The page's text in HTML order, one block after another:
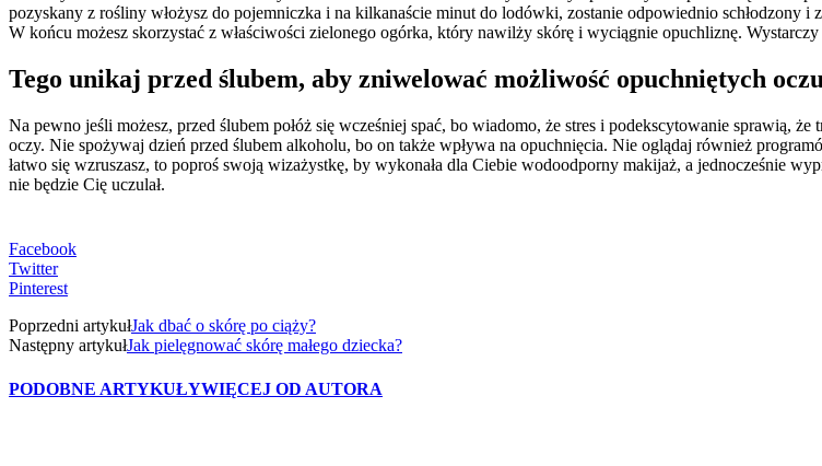
pozyskany z rośliny włożysz do pojemniczka i na kilkanaście minut do lodówki, zostanie odpowiednio schłodzony
W końcu możesz skorzystać z właściwości zielonego ogórka, który nawilży skórę i wyciągnie opuchliznę.
Tego unikaj przed ślubem, aby zniwelować możliwość opuchniętych
Na pewno jeśli możesz, przed ślubem połóż się wcześniej spać, bo wiadomo, że stres i podekscytowanie sprawią,
oczy. Nie spożywaj dzień przed ślubem alkoholu, bo on także wpływa na opuchnięcia. Nie oglądaj również
łatwo się wzruszasz, to poproś swoją wizażystkę, by wykonała dla Ciebie wodoodporny makijaż, a jednocześnie
nie będzie Cię uczulał.
Facebook
Twitter
Pinterest
Poprzedni artykułJak dbać o skórę po ciąży?
Następny artykułJak pielęgnować skórę małego dziecka?
PODOBNE ARTYKUŁYWIĘCEJ OD AUTORA